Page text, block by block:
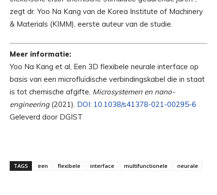
zegt dr. Yoo Na Kang van de Korea Institute of Machinery
& Materials (KIMM), eerste auteur van de studie.
Meer informatie:
Yoo Na Kang et al, Een 3D flexibele neurale interface op
basis van een microfluïdische verbindingskabel die in staat
is tot chemische afgifte, Microsystemen en nano-
engineering(2021). DOI: 10.1038/s41378-021-00295-6
Geleverd door DGIST
TAGS een flexibele interface multifunctionele neurale